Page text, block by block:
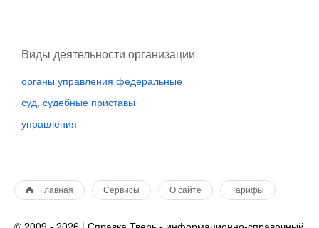
Виды деятельности организации
органы управления федеральные
суд, судебные приставы
управления
Главная Сервисы О сайте Тарифы